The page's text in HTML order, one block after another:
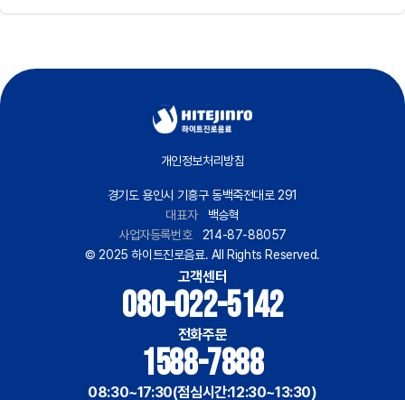
개인정보처리방침
경기도 용인시 기흥구 동백죽전대로 291
대표자
백승혁
사업자등록번호
214-87-88057
© 2025 하이트진로음료. All Rights Reserved.
고객센터
080-022-5142
전화주문
1588-7888
08:30~17:30(점심시간:12:30~13:30)